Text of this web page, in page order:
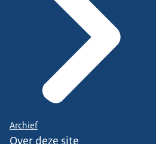
Archief
Over deze site